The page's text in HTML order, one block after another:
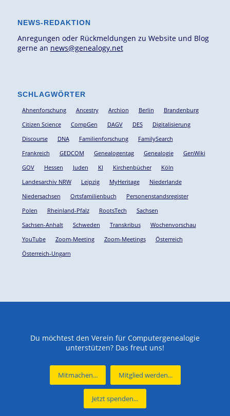
NEWS-REDAKTION
Anregungen oder Rückmeldungen zu Website und Blog
gerne an news@genealogy.net
SCHLAGWÖRTER
Ahnenforschung Ancestry Archion Berlin
Brandenburg
Citizen Science
CompGen DAGV DES
Digitalisierung
Discourse
DNA Familienforschung
FamilySearch
Frankreich
GEDCOM Genealogentag Genealogie
GenWiki
GOV
Hessen Juden KI Kirchenbücher
Köln
Landesarchiv NRW
Leipzig MyHeritage
Niederlande
Niedersachsen
Ortsfamilienbuch
Personenstandsregister
Polen
Rheinland-Pfalz RootsTech
Sachsen
Sachsen-Anhalt
Schweden Transkribus
Wochenvorschau
YouTube
Zoom-Meeting Zoom-Meetings
Österreich
Österreich-Ungarn
Du möchtest den Verein für Computergenealogie
unterstützen? Das freut uns!
Mitmachen... Mitglied werden...
Jetzt spenden...